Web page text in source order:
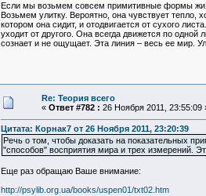
Если мы возьмем совсем примитивные формы
Возьмем улитку. Вероятно, она чувствует тепло,
котором она сидит, и отодвигается от сухого
уходит от другого. Она всегда движется по
сознает и не ощущает. Эта линия – весь ее мир.
Re: Теория всего
« Ответ #782 : 26 Ноября 2011, 23:55:09
Цитата: Корнак7 от 26 Ноября 2011, 23:20:39
Речь о том, чтобы доказать на показательных
"способов" восприятия мира и трех измерений.
Еще раз обращаю Ваше внимание:
http://psylib.org.ua/books/uspen01/txt02.htm